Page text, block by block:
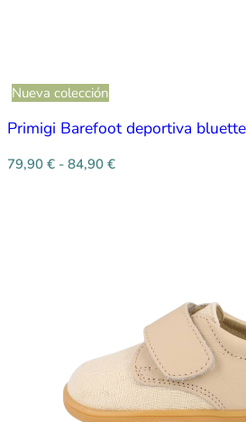
Nueva colección
Primigi Barefoot deportiva bluette
79,90 € - 84,90 €